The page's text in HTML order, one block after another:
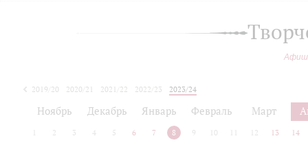
2019/20 2020/21 2021/22 2022/23
2023/24
Ноябрь Декабрь Январь Февраль Март
2 3 4 5 6 7 8 9 10 12 13 14